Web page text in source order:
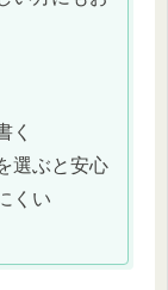
く
選ぶと安心
くい